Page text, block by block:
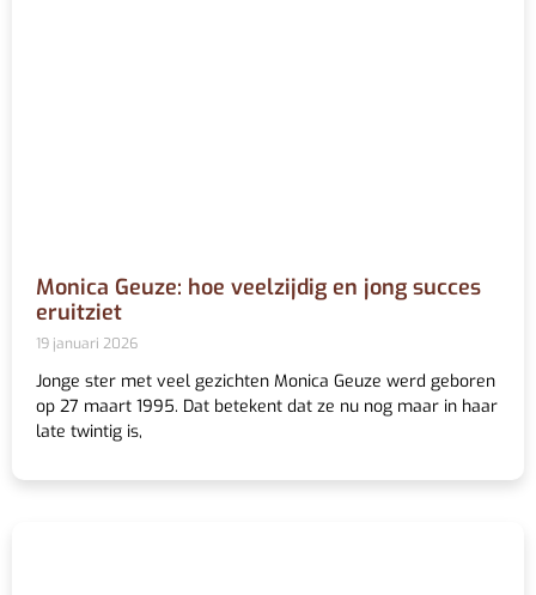
Monica Geuze: hoe veelzijdig en jong succes
eruitziet
19 januari 2026
Jonge ster met veel gezichten Monica Geuze werd geboren
op 27 maart 1995. Dat betekent dat ze nu nog maar in haar
late twintig is,